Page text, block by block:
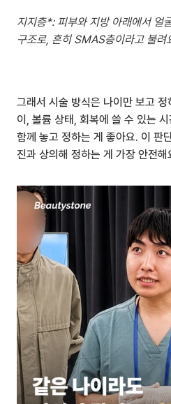
지지층*: 피부와 지방 아래에서 얼
구조로, 흔히 SMAS층이라고 불려
그래서 시술 방식은 나이만 보고
이, 볼륨 상태, 회복에 쓸 수 있는
함께 놓고 정하는 게 좋아요. 이 판
진과 상의해 정하는 게 가장 안전해